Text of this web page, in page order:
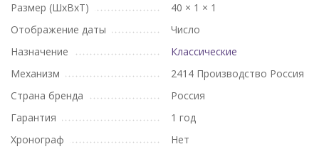
Размер (ШхВхТ)
40 × 1 × 1
Отображение даты
Число
Назначение
Классические
Механизм
2414 Производство Россия
Страна бренда
Россия
Гарантия
1 год
Хронограф
Нет